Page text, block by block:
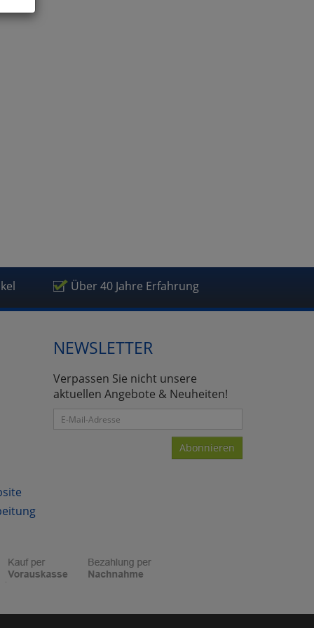
Über 40 Jahre Erfahrung
NEWSLETTER
Verpassen Sie nicht unsere
aktuellen Angebote & Neuheiten!
Abonnieren
(Seitenende)